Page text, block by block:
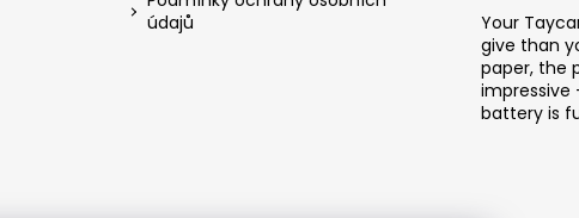
údajů
Your
give than
paper, the
impressive
battery is